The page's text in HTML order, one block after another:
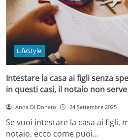
LifeStyle
Intestare la casa ai figli senza
in questi casi, il notaio non serve
Anna Di Donato 24 Settembre 2025
Se vuoi intestare la casa ai figli,
notaio, ecco come puoi…